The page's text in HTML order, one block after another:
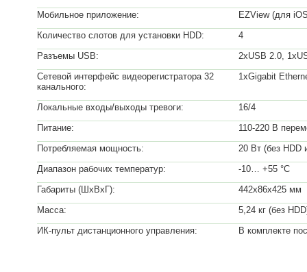
Мобильное приложение:
EZView (для
Количество слотов для установки HDD:
4
Разъемы USB:
2xUSB 2.0,
Сетевой интерфейс видеорегистратора 32
канального:
1хGigabit
Локальные входы/выходы тревоги:
16/4
Питание:
110-220 В
Потребляемая мощность:
20 Вт (без HDD
Диапазон рабочих температур:
-10… +55 °С
Габариты (ШxВxГ):
442х86х425 мм
Масса:
5,24 кг (без
ИК-пульт дистанционного управления:
В комплекте